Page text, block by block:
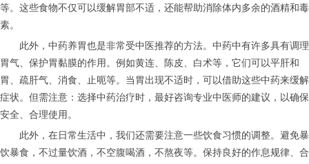
等。这些食物不仅可以缓解胃部不适，还能帮助消除体内多余的酒精和毒
素。
此外，中药养胃也是非常受中医推荐的方法。中药中有许多具有调理
胃气、保护胃黏膜的作用。例如黄连、陈皮、白术等，它们可以平肝和
胃、疏肝气、消食、止呃等。当胃出现不适时，可以借助这些中药来缓解
症状。但需注意：选择中药治疗时，最好咨询专业中医师的建议，以确保
安全、合理使用。
此外，在日常生活中，我们还需要注意一些饮食习惯的调整。避免暴
饮暴食，不过量饮酒，不空腹喝酒，不熬夜等。保持良好的作息规律、合